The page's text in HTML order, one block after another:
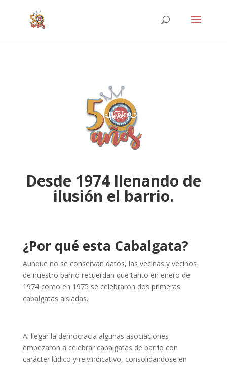
Desde 1974 llenando de
ilusión el barrio.
¿Por qué esta Cabalgata?
Aunque no se conservan datos, las vecinas y vecinos
de nuestro barrio recuerdan que tanto en enero de
1974 cómo en 1975 se celebraron dos primeras
cabalgatas aisladas.
Al llegar la democracia algunas asociaciones
empezaron a celebrar cabalgatas de barrio con
carácter lúdico y reivindicativo, consolidandose en